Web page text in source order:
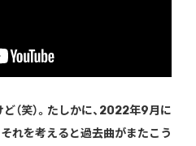
（笑）。たしかに、2022年9月に
れを考えると過去曲がまたこう